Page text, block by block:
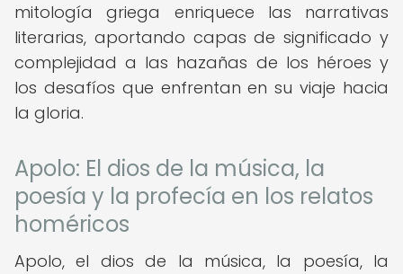
mitología griega enriquece las narrativas
literarias, aportando capas de significado y
complejidad a las hazañas de los héroes y
los desafíos que enfrentan en su viaje hacia
la gloria.
Apolo: El dios de la música, la
poesía y la profecía en los relatos
homéricos
Apolo, el dios de la música, la poesía, la